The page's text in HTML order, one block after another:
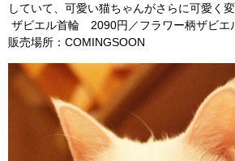
していて、可愛い猫ちゃんがさらに可愛く変
ザビエル首輪 2090円／フラワー柄ザビ
販売場所：COMINGSOON